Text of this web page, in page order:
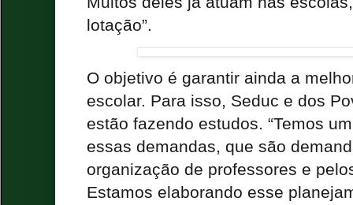
lotação”.
O objetivo é garantir ainda a
escolar. Para isso, Seduc e dos
estão fazendo estudos. “Temos
essas demandas, que são
organização de professores e
Estamos elaborando esse